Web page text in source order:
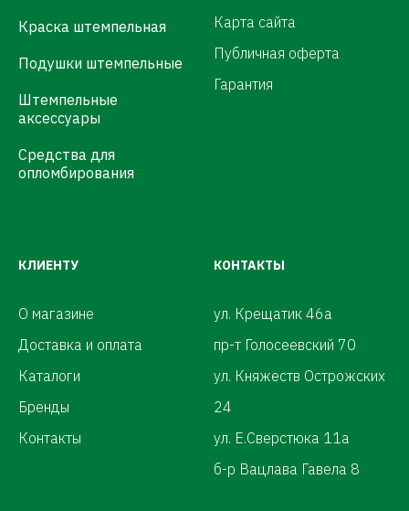
Краска штемпельная
Подушки штемпельные
Штемпельные
аксессуары
Средства для
опломбирования
Карта сайта
Публичная оферта
Гарантия
КЛИЕНТУ
О магазине
Доставка и оплата
Каталоги
Бренды
Контакты
КОНТАКТЫ
ул. Крещатик 46а
пр-т Голосеевский 70
ул. Княжеств Острожских
24
ул. Е.Сверстюка 11а
б-р Вацлава Гавела 8